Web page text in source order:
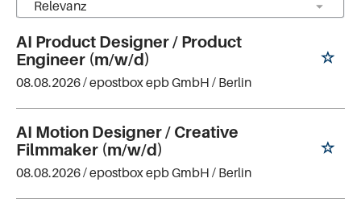
AI Product Designer / Product
Engineer (m/w/d)
08.08.2026 /epostbox epb GmbH / Berlin
AI Motion Designer / Creative
Filmmaker (m/w/d)
08.08.2026 /epostbox epb GmbH / Berlin